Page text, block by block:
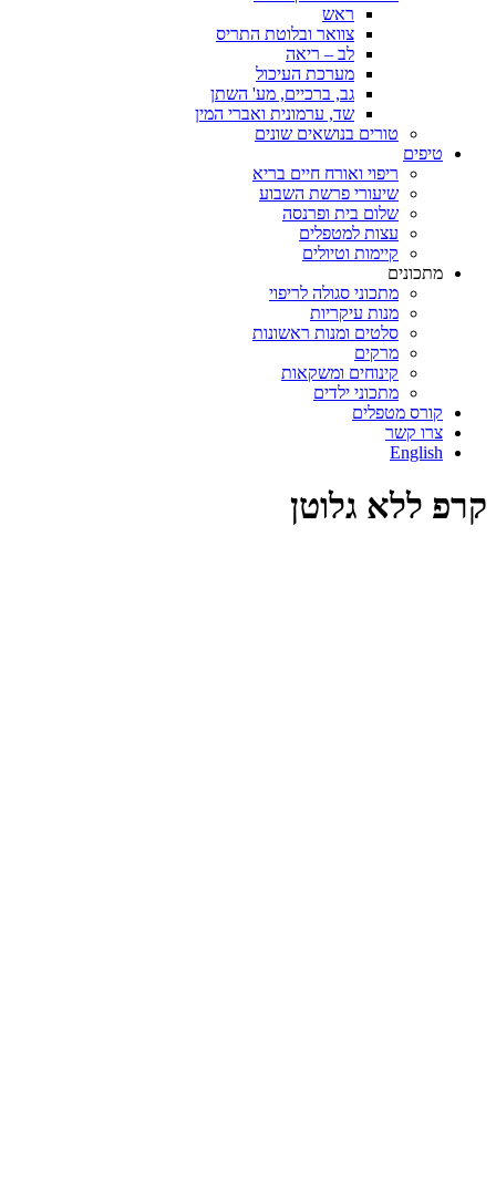
ראש
צוואר ובלוטת התריס
לב – ריאה
מערכת העיכול
גב, ברכיים, מע' השתן
שד, ערמונית ואברי המין
טורים בנושאים שונים
טיפים
ריפוי ואורח חיים בריא
שיעורי פרשת השבוע
שלום בית ופרנסה
עצות למטפלים
קיימות וטיולים
מתכונים
מתכוני סגולה לריפוי
מנות עיקריות
סלטים ומנות ראשונות
מרקים
קינוחים ומשקאות
מתכוני ילדים
קורס מטפלים
צרו קשר
English
קרפ ללא גלוטן